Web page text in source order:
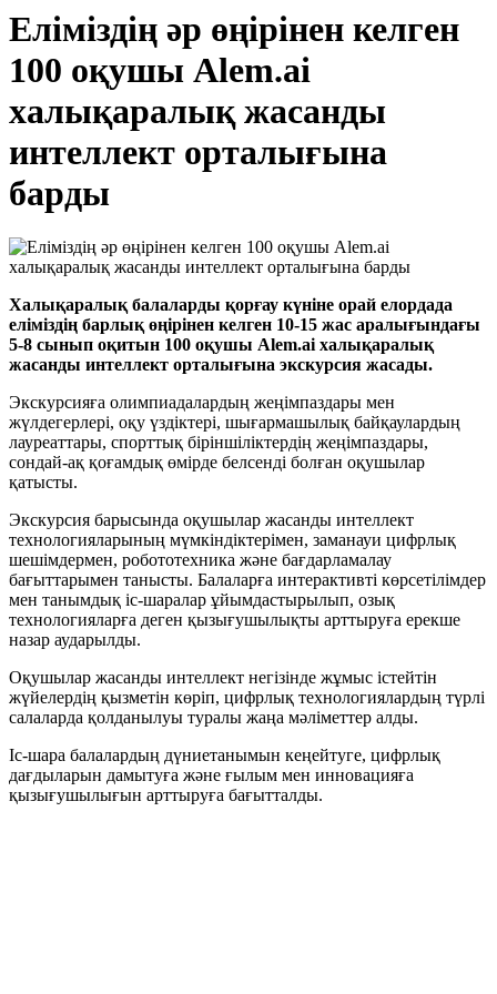
Еліміздің әр өңірінен келген
100 оқушы Alem.ai
халықаралық жасанды
интеллект орталығына
барды
Халықаралық балаларды қорғау күніне орай елордада
еліміздің барлық өңірінен келген 10-15 жас аралығындағы
5-8 сынып оқитын 100 оқушы Alem.ai халықаралық
жасанды интеллект орталығына экскурсия жасады.
Экскурсияға олимпиадалардың жеңімпаздары мен
жүлдегерлері, оқу үздіктері, шығармашылық байқаулардың
лауреаттары, спорттық біріншіліктердің жеңімпаздары,
сондай-ақ қоғамдық өмірде белсенді болған оқушылар
қатысты.
Экскурсия барысында оқушылар жасанды интеллект
технологияларының мүмкіндіктерімен, заманауи цифрлық
шешімдермен, робототехника және бағдарламалау
бағыттарымен танысты. Балаларға интерактивті көрсетілімдер
мен танымдық іс-шаралар ұйымдастырылып, озық
технологияларға деген қызығушылықты арттыруға ерекше
назар аударылды.
Оқушылар жасанды интеллект негізінде жұмыс істейтін
жүйелердің қызметін көріп, цифрлық технологиялардың түрлі
салаларда қолданылуы туралы жаңа мәліметтер алды.
Іс-шара балалардың дүниетанымын кеңейтуге, цифрлық
дағдыларын дамытуға және ғылым мен инновацияға
қызығушылығын арттыруға бағытталды.